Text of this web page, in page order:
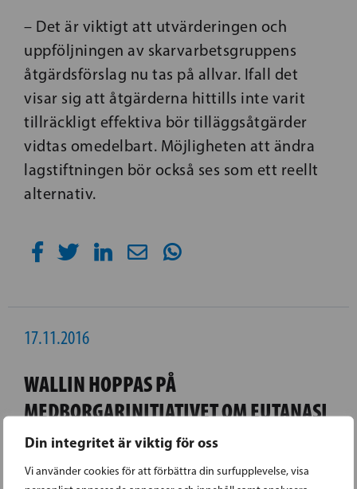
Din integritet är viktig för oss
Vi använder cookies för att förbättra din surfupplevelse, visa
– Det är viktigt att utvärderingen och
uppföljningen av skarvarbetsgruppens
åtgärdsförslag nu tas på allvar. Ifall det
visar sig att åtgärderna hittills inte varit
tillräckligt effektiva bör tilläggsåtgärder
vidtas omedelbart. Möjligheten att ändra
lagstiftningen bör också ses som ett reellt
alternativ.
17.11.2016
WALLIN HOPPAS PÅ
MEDBORGARINITIATIVET OM EUTANASI
Regeringen har svarat på riksdagsledamot
Stefan Wallins skriftliga spörsmål om det